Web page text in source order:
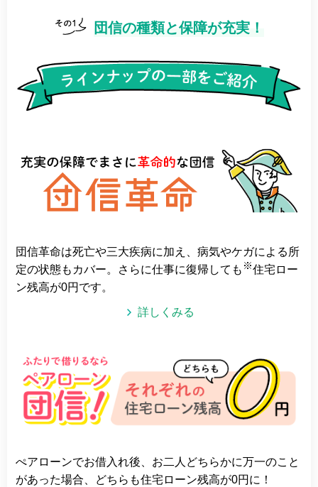
団信の種類と保障が充実！
団信革命は死亡や三大疾病に加え、病気やケガによる所
定の状態もカバー。さらに仕事に復帰しても ※住宅ロー
ン残高が0円です。
詳しくみる
ぺアローンでお借入れ後、お二人どちらかに万一のこと
があった場合、どちらも住宅ローン残高が0円に！